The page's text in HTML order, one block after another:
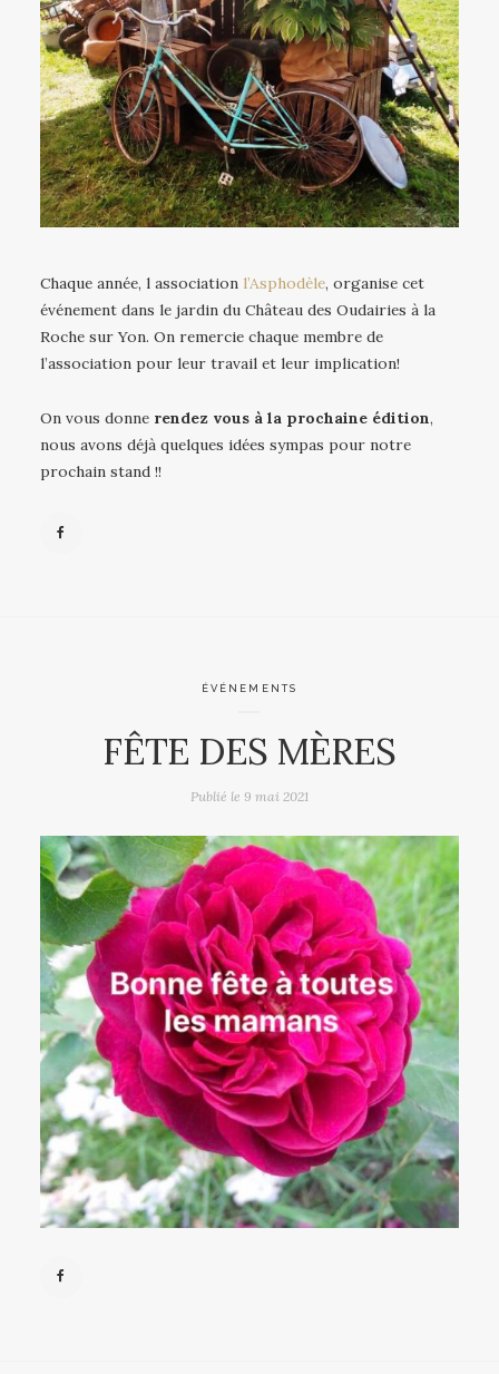
Chaque année, l association l’Asphodèle, organise cet
événement dans le jardin du Château des Oudairies à la
Roche sur Yon. On remercie chaque membre de
l’association pour leur travail et leur implication!
On vous donne rendez vous à la prochaine édition,
nous avons déjà quelques idées sympas pour notre
prochain stand !!
ÉVÉNEMENTS
FÊTE DES MÈRES
Publié le 9 mai 2021